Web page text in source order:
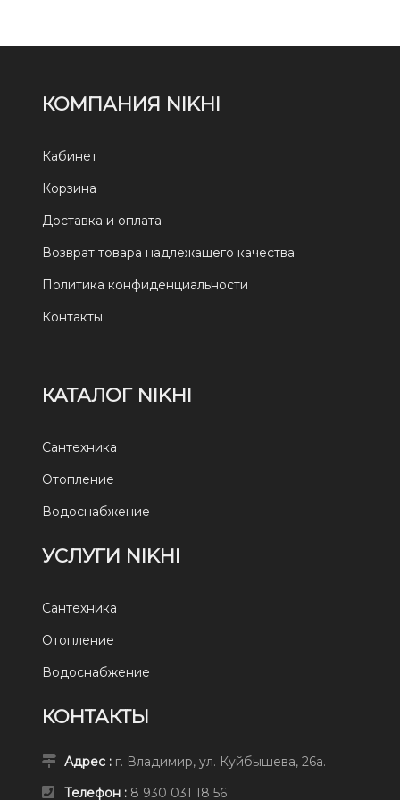
КОМПАНИЯ NIKHI
Кабинет
Корзина
Доставка и оплата
Возврат товара надлежащего качества
Политика конфиденциальности
Контакты
КАТАЛОГ NIKHI
Сантехника
Отопление
Водоснабжение
УСЛУГИ NIKHI
Сантехника
Отопление
Водоснабжение
КОНТАКТЫ
Адрес : г. Владимир, ул. Куйбышева, 26а.
Телефон : 8 930 031 18 56